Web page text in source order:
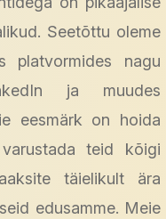
Seetõttu oleme
platvormides nagu
ja muudes
eesmärk on hoida
teid kõigi
täielikult ära
edusamme. Meie